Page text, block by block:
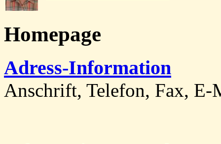
Homepage
Adress-Information
Anschrift, Telefon, Fax, E-